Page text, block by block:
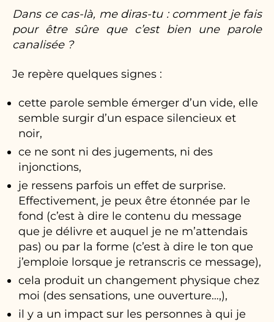
Dans ce cas-là, me diras-tu : comment je fais
pour être sûre que c’est bien une parole
canalisée ?
Je repère quelques signes :
cette parole semble émerger d’un vide, elle
semble surgir d’un espace silencieux et
noir,
ce ne sont ni des jugements, ni des
injonctions,
je ressens parfois un effet de surprise.
Effectivement, je peux être étonnée par le
fond (c’est à dire le contenu du message
que je délivre et auquel je ne m’attendais
pas) ou par la forme (c’est à dire le ton que
j’emploie lorsque je retranscris ce message),
cela produit un changement physique chez
moi (des sensations, une ouverture…,),
il y a un impact sur les personnes à qui je